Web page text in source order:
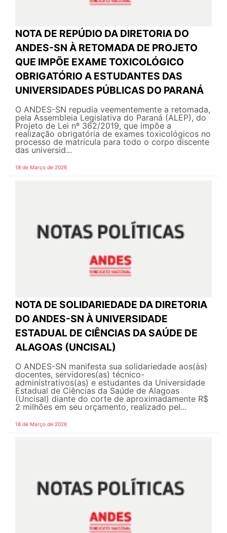
NOTA DE REPÚDIO DA DIRETORIA DO
ANDES-SN À RETOMADA DE PROJETO
QUE IMPÕE EXAME TOXICOLÓGICO
OBRIGATÓRIO A ESTUDANTES DAS
UNIVERSIDADES PÚBLICAS DO PARANÁ
O ANDES-SN repudia veementemente a retomada,
pela Assembleia Legislativa do Paraná (ALEP), do
Projeto de Lei nº 362/2019, que impõe a
realização obrigatória de exames toxicológicos no
processo de matrícula para todo o corpo discente
das universid...
18 de Março de 2026
NOTA DE SOLIDARIEDADE DA DIRETORIA
DO ANDES-SN À UNIVERSIDADE
ESTADUAL DE CIÊNCIAS DA SAÚDE DE
ALAGOAS (UNCISAL)
O ANDES-SN manifesta sua solidariedade aos(às)
docentes, servidores(as) técnico-
administrativos(as) e estudantes da Universidade
Estadual de Ciências da Saúde de Alagoas
(Uncisal) diante do corte de aproximadamente R$
2 milhões em seu orçamento, realizado pel...
18 de Março de 2026